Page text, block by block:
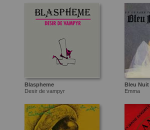
Blaspheme
Desir de vampyr
Bleu Nuit
Emma